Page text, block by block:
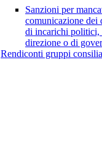
Sanzioni per
comunicazione dei
di incarichi politici,
direzione o di
Rendiconti gruppi